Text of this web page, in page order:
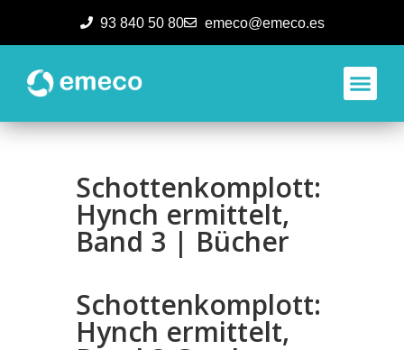
93 840 50 80 emeco@emeco.es
Schottenkomplott:
Hynch ermittelt,
Band 3 | Bücher
Schottenkomplott:
Hynch ermittelt,